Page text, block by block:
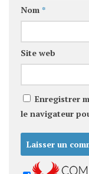
Nom *
Site web
Enregistrer
le navigateur